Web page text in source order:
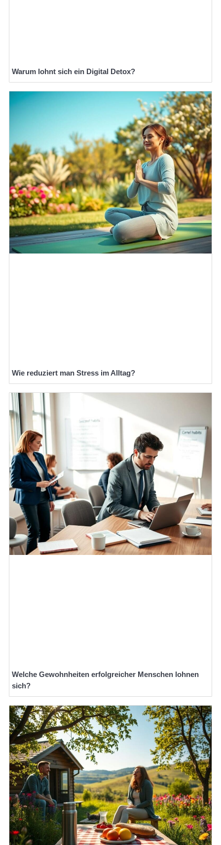
Warum lohnt sich ein Digital Detox?
Wie reduziert man Stress im Alltag?
Welche Gewohnheiten erfolgreicher Menschen lohnen
sich?